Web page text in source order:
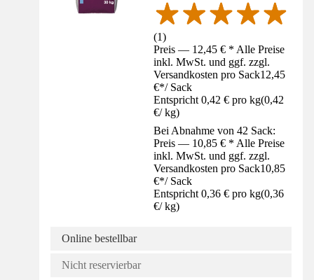
(1)
Preis — 12,45 € * Alle Preise
inkl. MwSt. und ggf. zzgl.
Versandkosten pro Sack12,45
€*/ Sack
Entspricht 0,42 € pro kg(0,42
€/ kg)
Bei Abnahme von 42 Sack:
Preis — 10,85 € * Alle Preise
inkl. MwSt. und ggf. zzgl.
Versandkosten pro Sack10,85
€*/ Sack
Entspricht 0,36 € pro kg(0,36
€/ kg)
Online bestellbar
Nicht reservierbar